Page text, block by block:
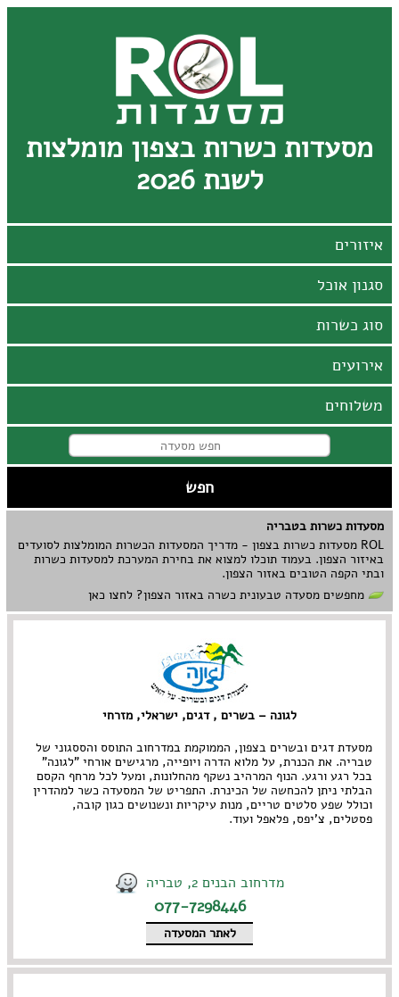
מסעדות כשרות בצפון מומלצות
לשנת 2026
אירועים
משלוחים
מסעדות כשרות בטבריה
ROL מסעדות כשרות בצפון - מדריך המסעדות הכשרות המומלצות לסועדים
באיזור הצפון. בעמוד תוכלו למצוא את בחירת המערכת למסעדות כשרות
ובתי הקפה הטובים באזור הצפון.
מחפשים מסעדה טבעונית כשרה באזור הצפון? לחצו כאן
לגונה – בשרים , דגים, ישראלי, מזרחי
מסעדת דגים ובשרים בצפון, הממוקמת במדרחוב התוסס והססגוני של
טבריה. את הכנרת, על מלוא הדרה ויופייה, מרגישים אורחי "לגונה"
בכל רגע ורגע. הנוף המרהיב נשקף מהחלונות, ומעל לכל מרחף הקסם
הבלתי ניתן להכחשה של הכינרת. התפריט של המסעדה כשר למהדרין
וכולל שפע סלטים טריים, מנות עיקריות ונשנושים כגון קובה,
פסטלים, צ'יפס, פלאפל ועוד.
מדרחוב הבנים 2, טבריה
077-7298446
לאתר המסעדה